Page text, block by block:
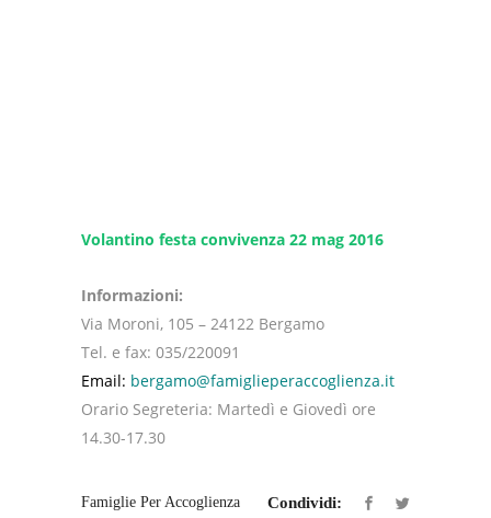
Volantino festa convivenza 22 mag 2016
Informazioni:
Via Moroni, 105 – 24122 Bergamo
Tel. e fax: 035/220091
Email: bergamo@famiglieperaccoglienza.it
Orario Segreteria: Martedì e Giovedì ore
14.30-17.30
Famiglie Per Accoglienza
Condividi: